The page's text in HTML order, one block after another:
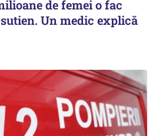
de femei o fac
Un medic explică